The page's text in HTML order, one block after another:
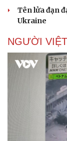
Tên lửa đạn
Ukraine
NGƯỜI VIỆT